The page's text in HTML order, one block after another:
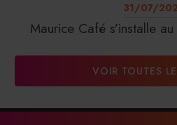
31/07/
Maurice Café s’installe
DalterFood Group
VOIR TOUTES